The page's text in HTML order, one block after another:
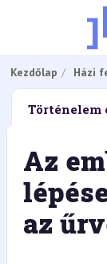
Kezdőlap Házi
Történelem
Az
az